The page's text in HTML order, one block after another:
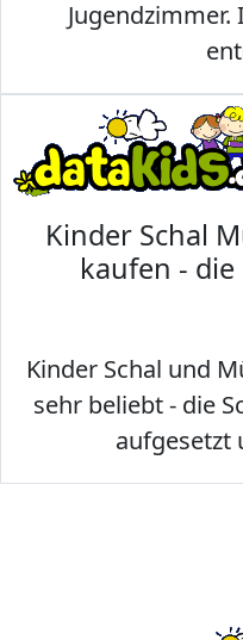
Kinder Schal
kaufen - die
Kinder Schal und
sehr beliebt - die
aufgesetzt